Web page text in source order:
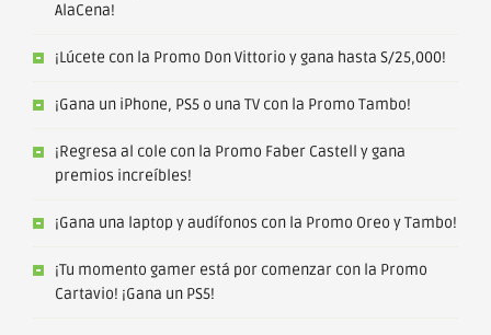
AlaCena!
¡Lúcete con la Promo Don Vittorio y gana hasta S/25,000!
¡Gana un iPhone, PS5 o una TV con la Promo Tambo!
¡Regresa al cole con la Promo Faber Castell y gana
premios increíbles!
¡Gana una laptop y audífonos con la Promo Oreo y Tambo!
¡Tu momento gamer está por comenzar con la Promo
Cartavio! ¡Gana un PS5!